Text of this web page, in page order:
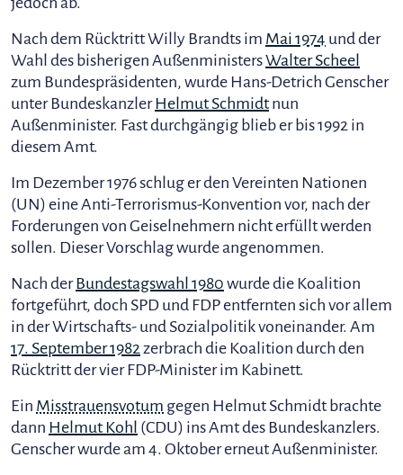
Nach dem Rücktritt Willy Brandts im Mai 1974 und der
Wahl des bisherigen AußenministersWalter Scheel
zum Bundespräsidenten, wurde Hans-Detrich Genscher
unter BundeskanzlerHelmut Schmidt nun
Außenminister. Fast durchgängig blieb er bis 1992 in
diesem Amt.
Im Dezember 1976 schlug er den Vereinten Nationen
(UN) eine Anti-Terrorismus-Konvention vor, nach der
Forderungen von Geiselnehmern nicht erfüllt werden
sollen. Dieser Vorschlag wurde angenommen.
Nach derBundestagswahl 1980 wurde die Koalition
fortgeführt, doch SPD und FDP entfernten sich vor allem
in der Wirtschafts- und Sozialpolitik voneinander. Am
17. September 1982zerbrach die Koalition durch den
Rücktritt der vier FDP-Minister im Kabinett.
Ein Misstrauensvotum gegen Helmut Schmidt brachte
dann Helmut Kohl (CDU) ins Amt des Bundeskanzlers.
Genscher wurde am 4. Oktober erneut Außenminister.